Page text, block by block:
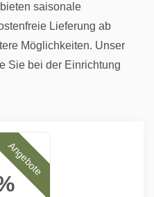
saisonale
Lieferung ab
Möglichkeiten. Unser
Sie bei der Einrichtung
Angebote